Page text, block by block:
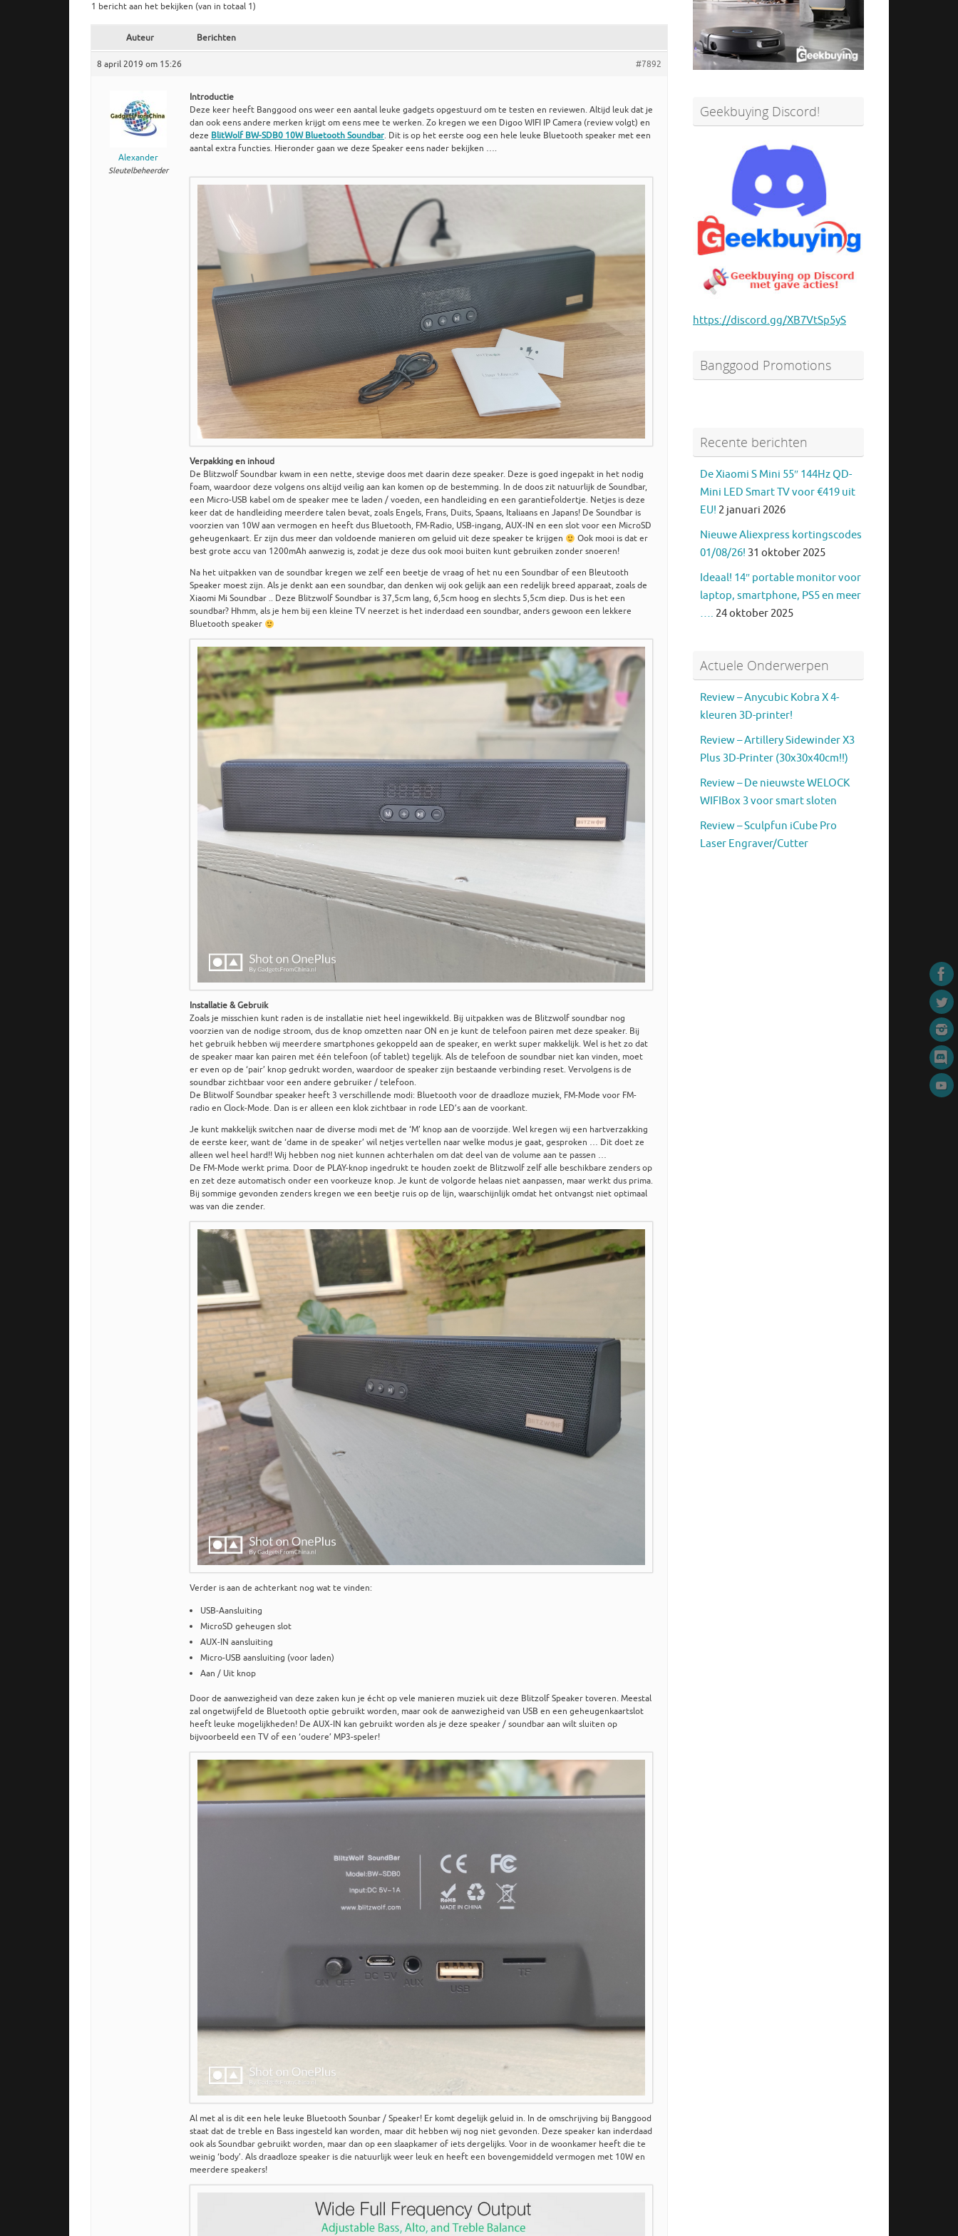
1 bericht aan het bekijken (van in totaal 1)
Auteur Berichten
8 april 2019 om 15:26 #7892
Alexander
Sleutelbeheerder
Introductie
Deze keer heeft Banggood ons weer een aantal leuke gadgets opgestuurd om te testen en reviewen. Altijd leuk dat je
dan ook eens andere merken krijgt om eens mee te werken. Zo kregen we een Digoo WIFI IP Camera (review volgt) en
deze BlitWolf BW-SDB0 10W Bluetooth Soundbar. Dit is op het eerste oog een hele leuke Bluetooth speaker met een
aantal extra functies. Hieronder gaan we deze Speaker eens nader bekijken ….
Verpakking en inhoud
De Blitzwolf Soundbar kwam in een nette, stevige doos met daarin deze speaker. Deze is goed ingepakt in het nodig
foam, waardoor deze volgens ons altijd veilig aan kan komen op de bestemming. In de doos zit natuurlijk de Soundbar,
een Micro-USB kabel om de speaker mee te laden / voeden, een handleiding en een garantiefoldertje. Netjes is deze
keer dat de handleiding meerdere talen bevat, zoals Engels, Frans, Duits, Spaans, Italiaans en Japans! De Soundbar is
voorzien van 10W aan vermogen en heeft dus Bluetooth, FM-Radio, USB-ingang, AUX-IN en een slot voor een MicroSD
geheugenkaart. Er zijn dus meer dan voldoende manieren om geluid uit deze speaker te krijgen
Ook mooi is dat er
best grote accu van 1200mAh aanwezig is, zodat je deze dus ook mooi buiten kunt gebruiken zonder snoeren!
Na het uitpakken van de soundbar kregen we zelf een beetje de vraag of het nu een Soundbar of een Bleutooth
Speaker moest zijn. Als je denkt aan een soundbar, dan denken wij ook gelijk aan een redelijk breed apparaat, zoals de
Xiaomi Mi Soundbar .. Deze Blitzwolf Soundbar is 37,5cm lang, 6,5cm hoog en slechts 5,5cm diep. Dus is het een
soundbar? Hhmm, als je hem bij een kleine TV neerzet is het inderdaad een soundbar, anders gewoon een lekkere
Bluetooth speaker
Installatie & Gebruik
Zoals je misschien kunt raden is de installatie niet heel ingewikkeld. Bij uitpakken was de Blitzwolf soundbar nog
voorzien van de nodige stroom, dus de knop omzetten naar ON en je kunt de telefoon pairen met deze speaker. Bij
het gebruik hebben wij meerdere smartphones gekoppeld aan de speaker, en werkt super makkelijk. Wel is het zo dat
de speaker maar kan pairen met één telefoon (of tablet) tegelijk. Als de telefoon de soundbar niet kan vinden, moet
er even op de ‘pair’ knop gedrukt worden, waardoor de speaker zijn bestaande verbinding reset. Vervolgens is de
soundbar zichtbaar voor een andere gebruiker / telefoon.
De Blitwolf Soundbar speaker heeft 3 verschillende modi: Bluetooth voor de draadloze muziek, FM-Mode voor FM-
radio en Clock-Mode. Dan is er alleen een klok zichtbaar in rode LED’s aan de voorkant.
Je kunt makkelijk switchen naar de diverse modi met de ‘M’ knop aan de voorzijde. Wel kregen wij een hartverzakking
de eerste keer, want de ‘dame in de speaker’ wil netjes vertellen naar welke modus je gaat, gesproken … Dit doet ze
alleen wel heel hard!! Wij hebben nog niet kunnen achterhalen om dat deel van de volume aan te passen …
De FM-Mode werkt prima. Door de PLAY-knop ingedrukt te houden zoekt de Blitzwolf zelf alle beschikbare zenders op
en zet deze automatisch onder een voorkeuze knop. Je kunt de volgorde helaas niet aanpassen, maar werkt dus prima.
Bij sommige gevonden zenders kregen we een beetje ruis op de lijn, waarschijnlijk omdat het ontvangst niet optimaal
was van die zender.
Verder is aan de achterkant nog wat te vinden:
USB-Aansluiting
MicroSD geheugen slot
AUX-IN aansluiting
Micro-USB aansluiting (voor laden)
Aan / Uit knop
Door de aanwezigheid van deze zaken kun je écht op vele manieren muziek uit deze Blitzolf Speaker toveren. Meestal
zal ongetwijfeld de Bluetooth optie gebruikt worden, maar ook de aanwezigheid van USB en een geheugenkaartslot
heeft leuke mogelijkheden! De AUX-IN kan gebruikt worden als je deze speaker / soundbar aan wilt sluiten op
bijvoorbeeld een TV of een ‘oudere’ MP3-speler!
Al met al is dit een hele leuke Bluetooth Sounbar / Speaker! Er komt degelijk geluid in. In de omschrijving bij Banggood
staat dat de treble en Bass ingesteld kan worden, maar dit hebben wij nog niet gevonden. Deze speaker kan inderdaad
ook als Soundbar gebruikt worden, maar dan op een slaapkamer of iets dergelijks. Voor in de woonkamer heeft die te
weinig ‘body’. Als draadloze speaker is die natuurlijk weer leuk en heeft een bovengemiddeld vermogen met 10W en
meerdere speakers!
Geekbuying Discord!
https://discord.gg/XB7VtSp5yS
Banggood Promotions
Recente berichten
De Xiaomi S Mini 55″ 144Hz QD-
Mini LED Smart TV voor €419 uit
EU! 2 januari 2026
Nieuwe Aliexpress kortingscodes
01/08/26! 31 oktober 2025
Ideaal! 14″ portable monitor voor
laptop, smartphone, PS5 en meer
…. 24 oktober 2025
Actuele Onderwerpen
Review – Anycubic Kobra X 4-
kleuren 3D-printer!
Review – Artillery Sidewinder X3
Plus 3D-Printer (30x30x40cm!!)
Review – De nieuwste WELOCK
WIFIBox 3 voor smart sloten
Review – Sculpfun iCube Pro
Laser Engraver/Cutter